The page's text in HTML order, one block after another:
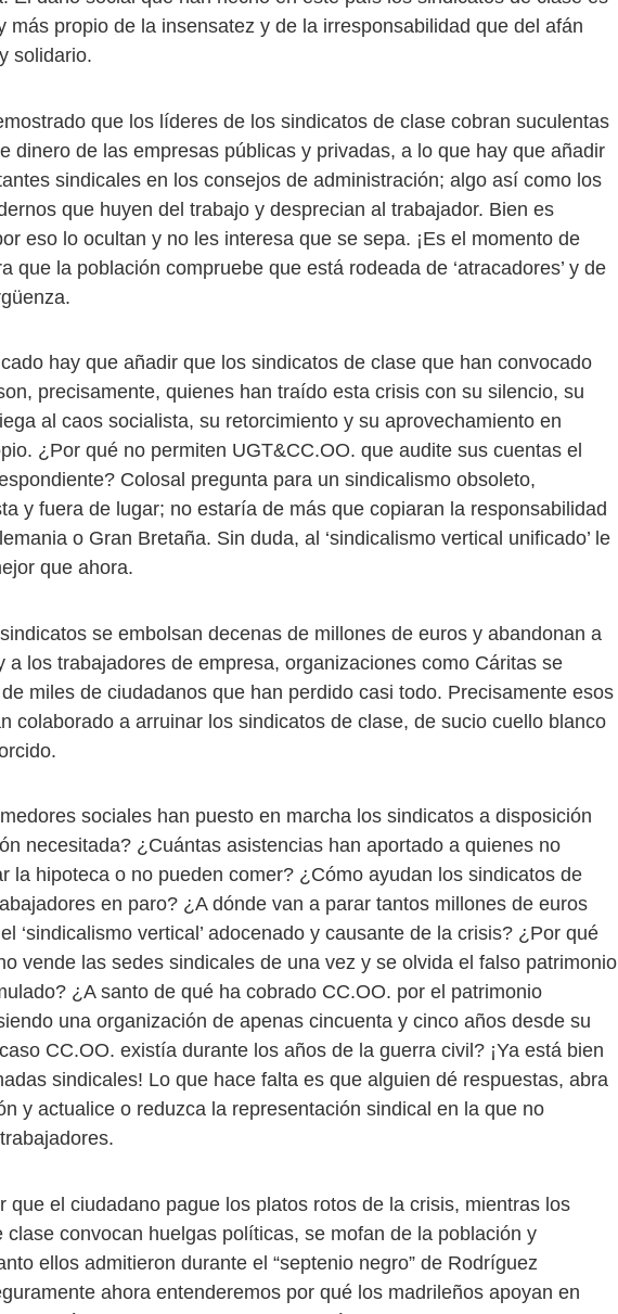
más propio de la insensatez y de la irresponsabilidad que del afán
solidario.
que los líderes de los sindicatos de clase cobran suculentas
dinero de las empresas públicas y privadas, a lo que hay que añadir
sindicales en los consejos de administración; algo así como los
que huyen del trabajo y desprecian al trabajador. Bien es
eso lo ocultan y no les interesa que se sepa. ¡Es el momento de
que la población compruebe que está rodeada de ‘atracadores’ y de
hay que añadir que los sindicatos de clase que han convocado
precisamente, quienes han traído esta crisis con su silencio, su
al caos socialista, su retorcimiento y su aprovechamiento en
¿Por qué no permiten UGT&CC.OO. que audite sus cuentas el
Colosal pregunta para un sindicalismo obsoleto,
y fuera de lugar; no estaría de más que copiaran la responsabilidad
o Gran Bretaña. Sin duda, al ‘sindicalismo vertical unificado’ le
que ahora.
se embolsan decenas de millones de euros y abandonan a
a los trabajadores de empresa, organizaciones como Cáritas se
miles de ciudadanos que han perdido casi todo. Precisamente esos
colaborado a arruinar los sindicatos de clase, de sucio cuello blanco
sociales han puesto en marcha los sindicatos a disposición
necesitada? ¿Cuántas asistencias han aportado a quienes no
la hipoteca o no pueden comer? ¿Cómo ayudan los sindicatos de
en paro? ¿A dónde van a parar tantos millones de euros
‘sindicalismo vertical’ adocenado y causante de la crisis? ¿Por qué
vende las sedes sindicales de una vez y se olvida el falso patrimonio
¿A santo de qué ha cobrado CC.OO. por el patrimonio
una organización de apenas cincuenta y cinco años desde su
CC.OO. existía durante los años de la guerra civil? ¡Ya está bien
sindicales! Lo que hace falta es que alguien dé respuestas, abra
y actualice o reduzca la representación sindical en la que no
que el ciudadano pague los platos rotos de la crisis, mientras los
clase convocan huelgas políticas, se mofan de la población y
ellos admitieron durante el “septenio negro” de Rodríguez
ahora entenderemos por qué los madrileños apoyan en